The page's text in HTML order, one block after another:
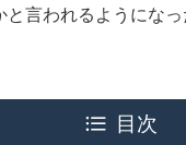
言われるようになっ
目次